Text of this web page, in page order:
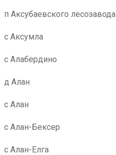
п Аксубаевского лесозавода
с Аксумла
с Алабердино
д Алан
с Алан
с Алан-Бексер
с Алан-Елга